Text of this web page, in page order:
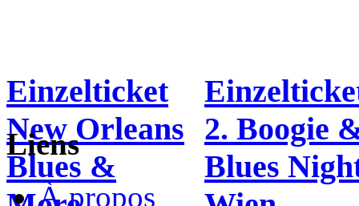
Einzelticket
New Orleans
Blues &
2. Boogie
Blues
Liens
À propos